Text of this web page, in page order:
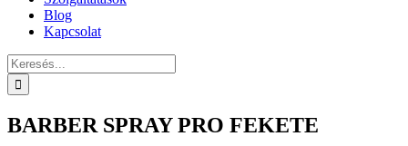
Blog
Kapcsolat
Keresés...
BARBER SPRAY PRO FEKETE